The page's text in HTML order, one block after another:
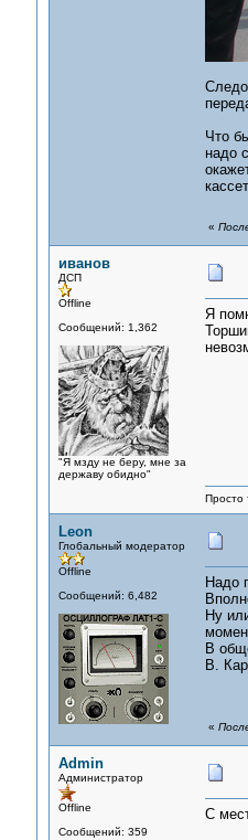
Что
надо
«
иванов
ДСП
Offline
Сообщений: 1,362
"Я мзду не беру, мне за
державу обидно"
Я
Просто
Leon
Глобальный модератор
Offline
Сообщений: 6,482
Надо
Ну
В
В.
«
Admin
Администратор
Offline
Сообщений: 359
С